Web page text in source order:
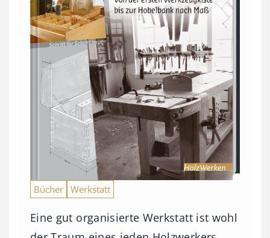
4
,
0
0
€
b
i
s
9
,
Bücher Werkstatt
Eine gut organisierte Werkstatt ist wohl